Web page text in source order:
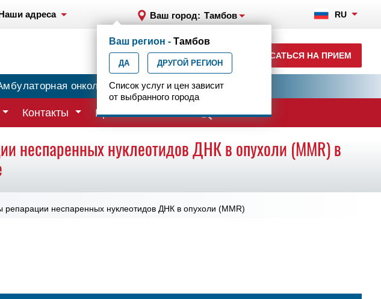
адреса Ваш город: Тамбов RU
+7 (4752) 63-33-63
ежедн. 7.00-23.00
ЗАПИСАТЬСЯ НА ПРИЕМ
Ваш регион - Тамбов
ДА ДРУГОЙ РЕГИОН
Список услуг и цен зависит
от выбранного города
онкология Центр эпилептологии
Контакты Врачи
неспаренных нуклеотидов ДНК в опухоли (MMR) в
репарации неспаренных нуклеотидов ДНК в опухоли (MMR)